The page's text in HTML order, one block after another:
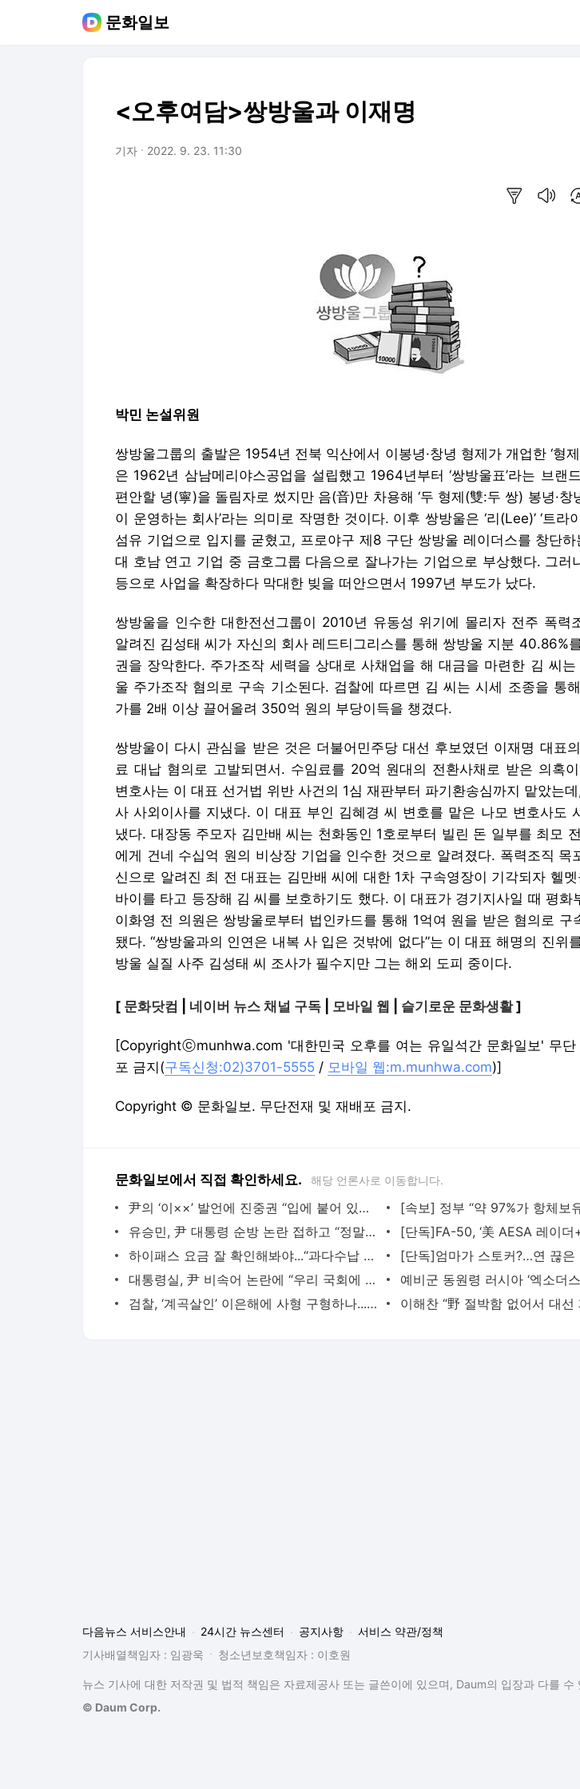
문화일보
<오후여담>쌍방울과 이재명
기자 2022. 9. 23. 11:30
박민 논설위원
쌍방울그룹의 출발은 1954년 전북 익산에서 이봉녕·창녕 형제가 개업한 ‘형
은 1962년 삼남메리야스공업을 설립했고 1964년부터 ‘쌍방울표’라는 브랜
편안할 녕(寧)을 돌림자로 썼지만 음(音)만 차용해 ‘두 형제(雙:두 쌍) 봉녕·창
이 운영하는 회사’라는 의미로 작명한 것이다. 이후 쌍방울은 ‘리(Lee)’ ‘트라
섬유 기업으로 입지를 굳혔고, 프로야구 제8 구단 쌍방울 레이더스를 창단
대 호남 연고 기업 중 금호그룹 다음으로 잘나가는 기업으로 부상했다. 그러
등으로 사업을 확장하다 막대한 빚을 떠안으면서 1997년 부도가 났다.
쌍방울을 인수한 대한전선그룹이 2010년 유동성 위기에 몰리자 전주 폭력
알려진 김성태 씨가 자신의 회사 레드티그리스를 통해 쌍방울 지분 40.86%
권을 장악한다. 주가조작 세력을 상대로 사채업을 해 대금을 마련한 김 씨
울 주가조작 혐의로 구속 기소된다. 검찰에 따르면 김 씨는 시세 조종을 통
가를 2배 이상 끌어올려 350억 원의 부당이득을 챙겼다.
쌍방울이 다시 관심을 받은 것은 더불어민주당 대선 후보였던 이재명 대표
료 대납 혐의로 고발되면서. 수임료를 20억 원대의 전환사채로 받은 의혹
변호사는 이 대표 선거법 위반 사건의 1심 재판부터 파기환송심까지 맡았는
사 사외이사를 지냈다. 이 대표 부인 김혜경 씨 변호를 맡은 나모 변호사도
냈다. 대장동 주모자 김만배 씨는 천화동인 1호로부터 빌린 돈 일부를 최모
에게 건네 수십억 원의 비상장 기업을 인수한 것으로 알려졌다. 폭력조직 목
신으로 알려진 최 전 대표는 김만배 씨에 대한 1차 구속영장이 기각되자 헬
바이를 타고 등장해 김 씨를 보호하기도 했다. 이 대표가 경기지사일 때 평화
이화영 전 의원은 쌍방울로부터 법인카드를 통해 1억여 원을 받은 혐의로 구
됐다. “쌍방울과의 인연은 내복 사 입은 것밖에 없다”는 이 대표 해명의 진위
방울 실질 사주 김성태 씨 조사가 필수지만 그는 해외 도피 중이다.
[ 문화닷컴 네이버 뉴스 채널 구독 모바일 웹 슬기로운 문화생활]
[Copyrightⓒmunhwa.com '대한민국 오후를 여는 유일석간 문화일보' 무단
포 금지(구독신청:02)3701-5555 / 모바일 웹:m.munhwa.com)]
Copyright © 문화일보. 무단전재 및 재배포 금지.
문화일보에서 직접 확인하세요. 해당 언론사로 이동합니다.
尹의 ‘이××’ 발언에 진중권 “입에 붙어 있는 표현...국민의 품격·위엄 대변하는 자리란 생각
유승민, 尹 대통령 순방 논란 접하고 “정말 ×팔린 건 국민들”
하이패스 요금 잘 확인해봐야...“과다수납 작년부터 다시 급증”
대통령실, 尹 비속어 논란에 “우리 국회에 대한 우려 전달한 것”
검찰, ‘계곡살인’ 이은해에 사형 구형하나...오늘 결심공판
다음뉴스 서비스안내 24시간 뉴스센터 공지사항
서비스 약관/정책
기사배열책임자 : 임광욱
청소년보호책임자 : 이호원
뉴스 기사에 대한 저작권 및 법적 책임은 자료제공사 또는 글쓴이에 있으며, Daum의 입장과 다를 수
© Daum Corp.